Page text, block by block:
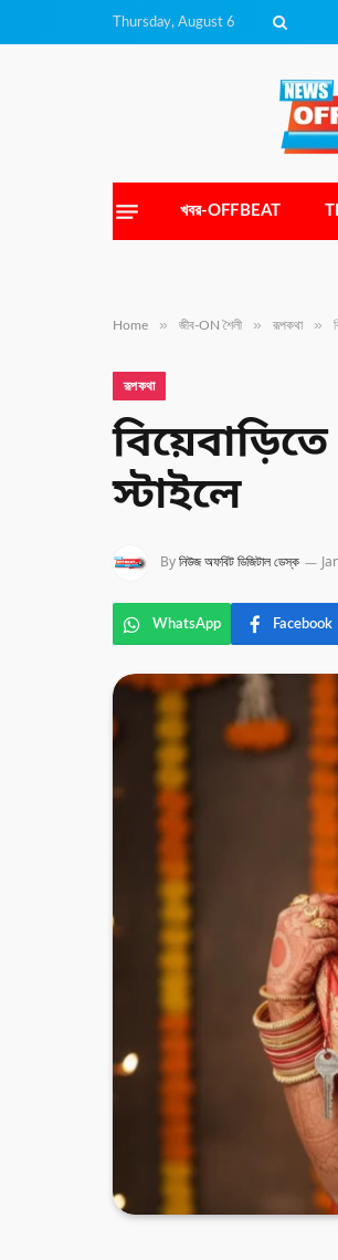
Thursday, August 6
খবর-OFFBEAT
Home » জীব-ON শৈলী » রূপকথা »
রূপকথা
স্টাইলে
Byনিউজ অফবিট ডিজিটাল ডেস্ক
WhatsApp Facebook